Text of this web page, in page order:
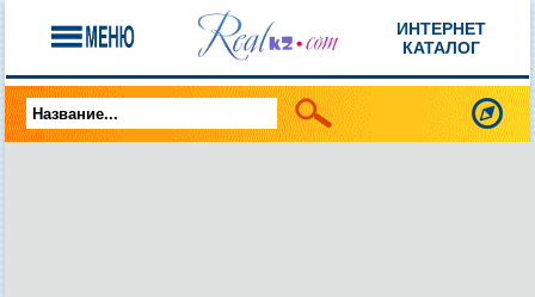
ИНТЕРНЕТ
КАТАЛОГ